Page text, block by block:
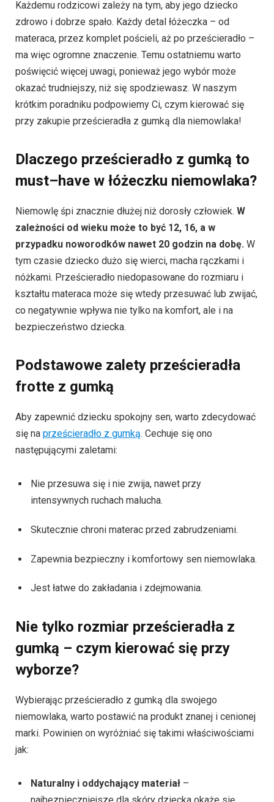
Każdemu rodzicowi zależy na tym, aby jego dziecko
zdrowo i dobrze spało. Każdy detal łóżeczka – od
materaca, przez komplet pościeli, aż po prześcieradło –
ma więc ogromne znaczenie. Temu ostatniemu warto
poświęcić więcej uwagi, ponieważ jego wybór może
okazać trudniejszy, niż się spodziewasz. W naszym
krótkim poradniku podpowiemy Ci, czym kierować się
przy zakupie prześcieradła z gumką dla niemowlaka!
Dlaczego prześcieradło z gumką to
must–have w łóżeczku niemowlaka?
Niemowlę śpi znacznie dłużej niż dorosły człowiek. W
zależności od wieku może to być 12, 16, a w
przypadku noworodków nawet 20 godzin na dobę. W
tym czasie dziecko dużo się wierci, macha rączkami i
nóżkami. Prześcieradło niedopasowane do rozmiaru i
kształtu materaca może się wtedy przesuwać lub zwijać,
co negatywnie wpływa nie tylko na komfort, ale i na
bezpieczeństwo dziecka.
Podstawowe zalety prześcieradła
frotte z gumką
Aby zapewnić dziecku spokojny sen, warto zdecydować
się na prześcieradło z gumką. Cechuje się ono
następującymi zaletami:
Nie przesuwa się i nie zwija, nawet przy
intensywnych ruchach malucha.
Skutecznie chroni materac przed zabrudzeniami.
Zapewnia bezpieczny i komfortowy sen niemowlaka.
Jest łatwe do zakładania i zdejmowania.
Nie tylko rozmiar prześcieradła z
gumką – czym kierować się przy
wyborze?
Wybierając prześcieradło z gumką dla swojego
niemowlaka, warto postawić na produkt znanej i cenionej
marki. Powinien on wyróżniać się takimi właściwościami
jak:
Naturalny i oddychający materiał –
najbezpieczniejsze dla skóry dziecka okaże się